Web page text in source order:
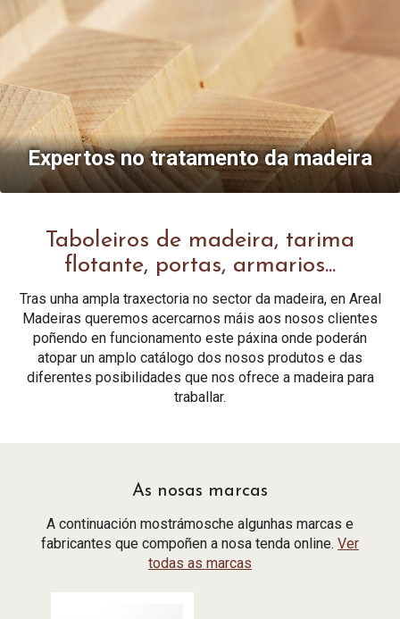
Expertos no tratamento da madeira
Taboleiros de madeira, tarima
flotante, portas, armarios...
Tras unha ampla traxectoria no sector da madeira, en Areal
Madeiras queremos acercarnos máis aos nosos clientes
poñendo en funcionamento este páxina onde poderán
atopar un amplo catálogo dos nosos produtos e das
diferentes posibilidades que nos ofrece a madeira para
traballar.
As nosas marcas
A continuación mostrámosche algunhas marcas e
fabricantes que compoñen a nosa tenda online. Ver
todas as marcas